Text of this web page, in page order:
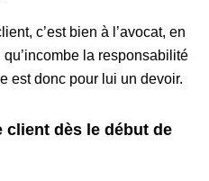
c’est bien à l’avocat, en
la responsabilité
est donc pour lui un devoir.
client dès le début de